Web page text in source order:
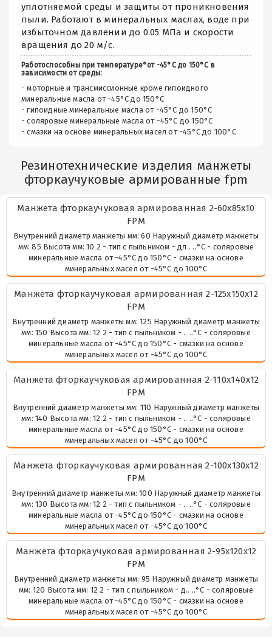
уплотняемой среды и защиты от проникновения
пыли. Работают в минеральных маслах, воде при
избыточном давлении до 0.05 МПа и скорости
вращения до 20 м/с.
Работоспособны при температуре°от -45°С до 150°С в
зависимости от среды:
- моторные и трансмиссионные кроме гипоидного
минеральные масла от -45°С до 150°С
- гипоидные минеральные масла от -45°С до 150°С
- соляровые минеральные масла от -45°С до 150°С
- смазки на основе минеральных масел от -45°С до 100°С
Резинотехнические изделия манжеты
фторкаучуковые армированные fpm
Манжета фторкаучуковая армированная 2-60х85х10
FPM
Внутренний диаметр манжеты мм: 60 Наружный диаметр манжеты
мм: 85 Высота мм: 10 2 - тип с пыльником - дл.. ..°С - соляровые
минеральные масла от -45°С до 150°С - смазки на основе
минеральных масел от -45°С до 100°С
Манжета фторкаучуковая армированная 2-125х150х12
FPM
Внутренний диаметр манжеты мм: 125 Наружный диаметр манжеты
мм: 150 Высота мм: 12 2 - тип с пыльником - .. ..°С - соляровые
минеральные масла от -45°С до 150°С - смазки на основе
минеральных масел от -45°С до 100°С
Манжета фторкаучуковая армированная 2-110х140х12
FPM
Внутренний диаметр манжеты мм: 110 Наружный диаметр манжеты
мм: 140 Высота мм: 12 2 - тип с пыльником - .. ..°С - соляровые
минеральные масла от -45°С до 150°С - смазки на основе
минеральных масел от -45°С до 100°С
Манжета фторкаучуковая армированная 2-100х130х12
FPM
Внутренний диаметр манжеты мм: 100 Наружный диаметр манжеты
мм: 130 Высота мм: 12 2 - тип с пыльником - .. ..°С - соляровые
минеральные масла от -45°С до 150°С - смазки на основе
минеральных масел от -45°С до 100°С
Манжета фторкаучуковая армированная 2-95х120х12
FPM
Внутренний диаметр манжеты мм: 95 Наружный диаметр манжеты
мм: 120 Высота мм: 12 2 - тип с пыльником - д.. ..°С - соляровые
минеральные масла от -45°С до 150°С - смазки на основе
минеральных масел от -45°С до 100°С